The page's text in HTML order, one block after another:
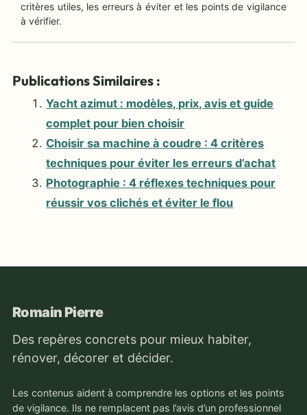
critères utiles, les erreurs à éviter et les points de vigilance
à vérifier.
Publications Similaires :
Yacht azimut : modèles, prix, avis et guide
complet pour bien choisir
Choisir sa machine à coudre : 4 critères
techniques pour éviter les erreurs d’achat
Photographie : 4 réflexes techniques pour
réussir vos clichés et éviter le flou
Romain Pierre
Des repères concrets pour mieux habiter,
rénover, décorer et décider.
Les contenus aident à comprendre les options et les points
de vigilance. Ils ne remplacent pas l’avis d’un professionnel